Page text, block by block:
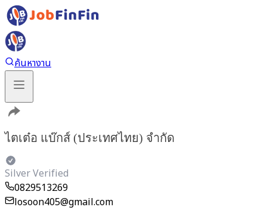
ค้นหางาน
ไตเต๋อ แบ๊กส์ (ประเทศไทย) จำกัด
Silver Verified
0829513269
losoon405@gmail.com